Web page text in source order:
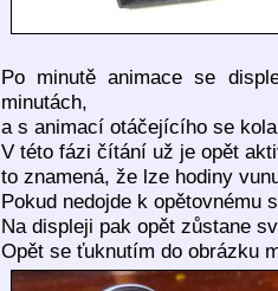
Po minutě animace se
minutách,
a s animací otáčejícího se
V této fázi čítání už je opět
to znamená, že lze hodiny
Pokud nedojde k opětovnému
Na displeji pak opět zůstane
Opět se ťuknutím do obrázku